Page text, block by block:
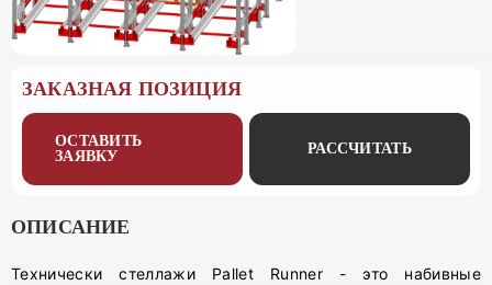
ЗАКАЗНАЯ ПОЗИЦИЯ
ОСТАВИТЬ
ЗАЯВКУ
РАССЧИТАТЬ
ОПИСАНИЕ
Технически стеллажи Pallet Runner - это набивные